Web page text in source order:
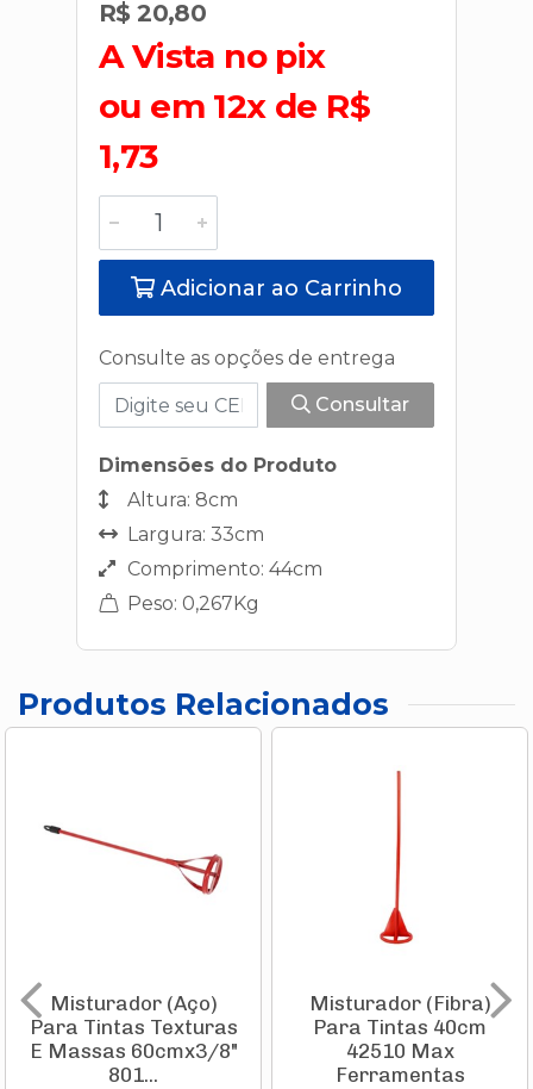
R$ 20,80
A Vista no pix
ou em 12x de R$
1,73
Adicionar ao Carrinho
Consulte as opções de entrega
Consultar
Dimensões do Produto
Altura: 8cm
Largura: 33cm
Comprimento: 44cm
Peso: 0,267Kg
Produtos Relacionados
Misturador (Aço)
Para Tintas Texturas
E Massas 60cmx3/8"
801...
Misturador (Fibra)
Para Tintas 40cm
42510 Max
Ferramentas